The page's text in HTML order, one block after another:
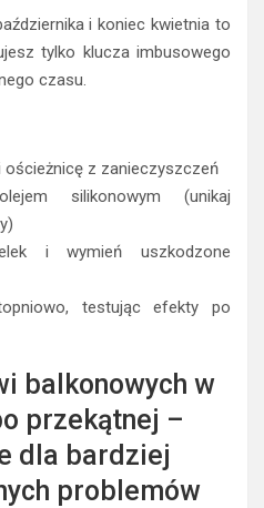
i koniec kwietnia to
tylko klucza imbusowego
czasu.
ościeżnicę z zanieczyszczeń
silikonowym (unikaj
i wymień uszkodzone
testując efekty po
balkonowych w
przekątnej –
dla bardziej
problemów